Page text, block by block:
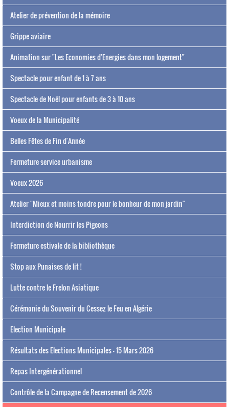
Atelier de prévention de la mémoire
Grippe aviaire
Animation sur "Les Economies d'Energies dans mon logement"
Spectacle pour enfant de 1 à 7 ans
Spectacle de Noël pour enfants de 3 à 10 ans
Voeux de la Municipalité
Belles Fêtes de Fin d'Année
Fermeture service urbanisme
Voeux 2026
Atelier "Mieux et moins tondre pour le bonheur de mon jardin"
Interdiction de Nourrir les Pigeons
Fermeture estivale de la bibliothèque
Stop aux Punaises de lit !
Lutte contre le Frelon Asiatique
Cérémonie du Souvenir du Cessez le Feu en Algérie
Election Municipale
Résultats des Elections Municipales - 15 Mars 2026
Repas Intergénérationnel
Contrôle de la Campagne de Recensement de 2026